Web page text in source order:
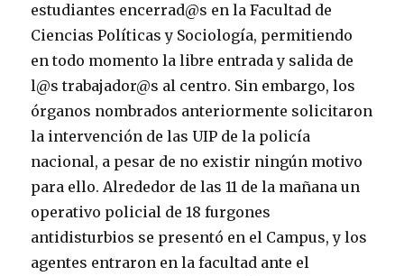
estudiantes encerrad@s en la Facultad de
Ciencias Políticas y Sociología, permitiendo
en todo momento la libre entrada y salida de
l@s trabajador@s al centro. Sin embargo, los
órganos nombrados anteriormente solicitaron
la intervención de las UIP de la policía
nacional, a pesar de no existir ningún motivo
para ello. Alrededor de las 11 de la mañana un
operativo policial de 18 furgones
antidisturbios se presentó en el Campus, y los
agentes entraron en la facultad ante el